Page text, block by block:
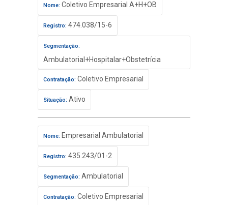
Nome: Coletivo Empresarial A+H+OB
Registro: 474.038/15-6
Segmentação:
Ambulatorial+Hospitalar+Obstetrícia
Contratação: Coletivo Empresarial
Situação: Ativo
Nome: Empresarial Ambulatorial
Registro: 435.243/01-2
Segmentação: Ambulatorial
Contratação: Coletivo Empresarial